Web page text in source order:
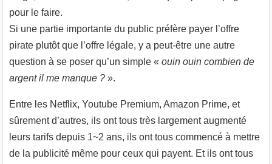
pour le faire.
Si une partie importante du public préfère payer l’offre
pirate plutôt que l’offre légale, y a peut-être une autre
question à se poser qu’un simple « ouin ouin combien de
argent il me manque ? ».
Entre les Netflix, Youtube Premium, Amazon Prime, et
sûrement d’autres, ils ont tous très largement augmenté
leurs tarifs depuis 1~2 ans, ils ont tous commencé à mettre
de la publicité même pour ceux qui payent. Et ils ont tous